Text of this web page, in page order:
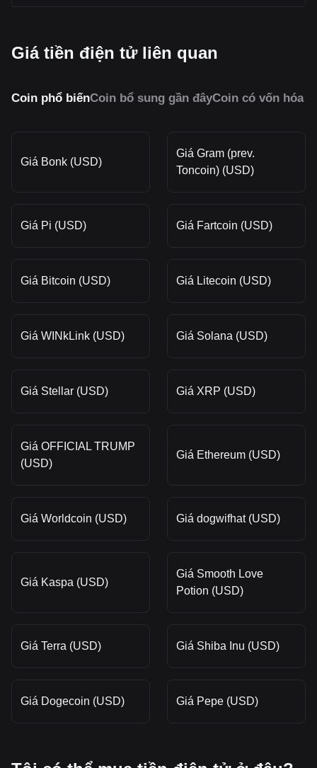
Giá tiền điện tử liên quan
Coin phổ biếnCoin bổ sung gần đâyCoin có vốn hóa
Giá Bonk (USD)
Giá Gram (prev.
Toncoin) (USD)
Giá Pi (USD) Giá Fartcoin (USD)
Giá Bitcoin (USD) Giá Litecoin (USD)
Giá WINkLink (USD) Giá Solana (USD)
Giá Stellar (USD) Giá XRP (USD)
Giá OFFICIAL TRUMP
(USD)
Giá Ethereum (USD)
Giá Worldcoin (USD) Giá dogwifhat (USD)
Giá Kaspa (USD)
Giá Smooth Love
Potion (USD)
Giá Terra (USD) Giá Shiba Inu (USD)
Giá Dogecoin (USD) Giá Pepe (USD)